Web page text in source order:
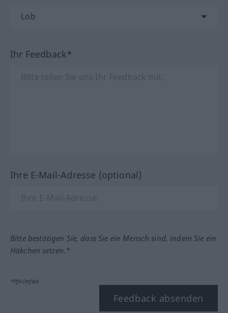
Ihr Feedback*
Ihre E-Mail-Adresse (optional)
Bitte bestätigen Sie, dass Sie ein Mensch sind, indem Sie ein
Häkchen setzen.*
*Pflichtfeld
Feedback absenden